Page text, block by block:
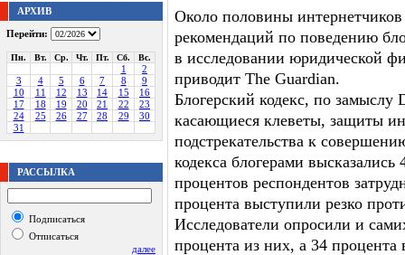
АРХИВ
Перейти:
Пн. Вт. Ср. Чт. Пт. Сб. Вс.
1
2
3
4 5 6 7 8
9
10
11 12 13 14 15
16
17
18 19 20 21 22
23
24
25 26 27 28 29
30
31
РАССЫЛКА
Подписаться
Отписаться
далее
Около половины
рекомендаций по поведению
в исследовании юридической
приводит The Guardian.
Блогерский кодекс, по
касающиеся клеветы, защиты
подстрекательства к
кодекса блогерами
процентов респондентов
процента выступили резко
Исследователи опросили и
процента из них, а 34